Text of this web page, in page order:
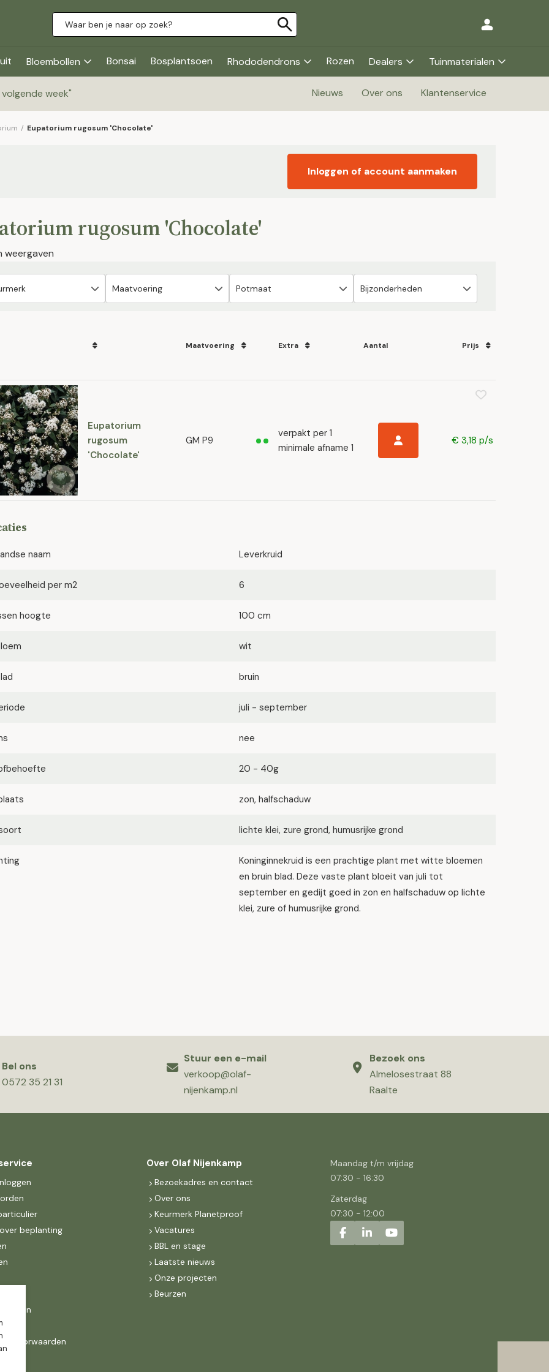
Bloembollen Bonsai Bosplantsoen Rhododendrons Rozen Dealers Tuinmaterialen
week" Nieuws Over ons Klantenservice
/ Eupatorium rugosum 'Chocolate'
Inloggen of account aanmaken
rugosum 'Chocolate'
weergaven
Maatvoering Extra Aantal Prijs
Eupatorium
rugosum
'Chocolate'
GM P9
verpakt per 1
minimale afname 1
€ 3,18 p/s
naam Leverkruid
per m2 6
hoogte 100 cm
wit
bruin
juli - september
nee
20 - 40g
zon, halfschaduw
lichte klei, zure grond, humusrijke grond
Koninginnekruid is een prachtige plant met witte bloemen
en bruin blad. Deze vaste plant bloeit van juli tot
september en gedijt goed in zon en halfschaduw op lichte
klei, zure of humusrijke grond.
Bel ons
0572 35 21 31
Stuur een e-mail
verkoop@olaf-
nijenkamp.nl
Bezoek ons
Almelosestraat 88
Raalte
beplanting
Groen
voorwaarden
Over Olaf Nijenkamp
Bezoekadres en contact
Over ons
Keurmerk Planetproof
Vacatures
BBL en stage
Laatste nieuws
Onze projecten
Beurzen
Maandag t/m vrijdag
07:30 - 16:30
Zaterdag
07:30 - 12:00